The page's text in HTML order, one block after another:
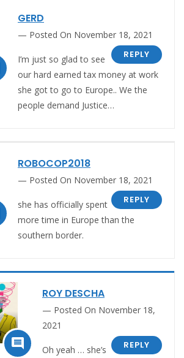
GERD
Posted On November 18, 2021
REPLY
I’m just so glad to see
our hard earned tax money at work
she got to go to Europe.. We the
people demand Justice…
ROBOCOP2018
Posted On November 18, 2021
REPLY
she has officially spent
more time in Europe than the
southern border.

ROY DESCHA
Posted On November 18,
2021
REPLY
Oh yeah … she’s